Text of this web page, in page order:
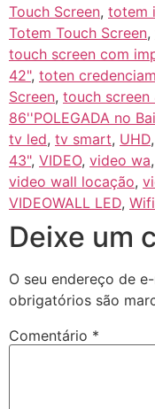
Touch Screen, totem
Totem Touch Screen,
touch screen com
42", toten
Screen, touch screen
86''POLEGADA no
tv led, tv smart, UHD,
43", VIDEO, video wa,
video wall locação,
VIDEOWALL LED,
Deixe um
O seu endereço de
obrigatórios são
Comentário *